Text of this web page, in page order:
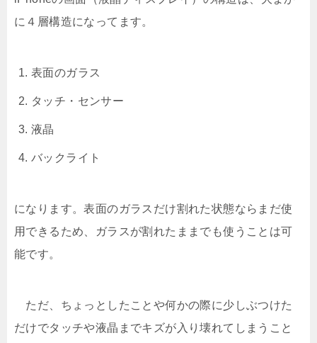
に４層構造になってます。
表面のガラス
タッチ・センサー
液晶
バックライト
になります。表面のガラスだけ割れた状態ならまだ使
用できるため、ガラスが割れたままでも使うことは可
能です。
ただ、ちょっとしたことや何かの際に少しぶつけた
だけでタッチや液晶までキズが入り壊れてしまうこと